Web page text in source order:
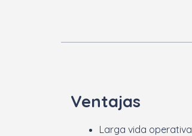
Ventajas
Larga vida operativa